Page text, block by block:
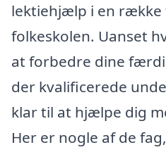
lektiehjælp i en række
folkeskolen. Uanset
at forbedre dine
der kvalificerede
klar til at hjælpe dig
Her er nogle af de